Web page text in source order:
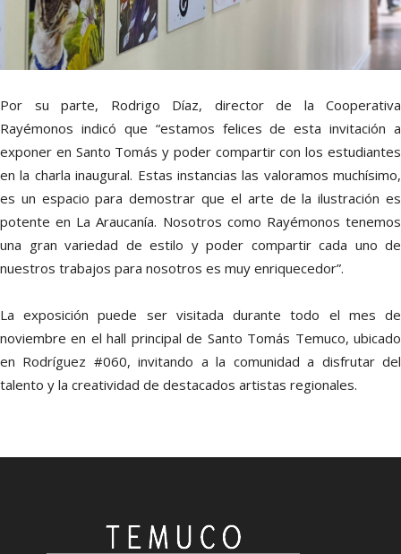
Por su parte, Rodrigo Díaz, director de la Cooperativa
Rayémonos indicó que “estamos felices de esta invitación a
exponer en Santo Tomás y poder compartir con los estudiantes
en la charla inaugural. Estas instancias las valoramos muchísimo,
es un espacio para demostrar que el arte de la ilustración es
potente en La Araucanía. Nosotros como Rayémonos tenemos
una gran variedad de estilo y poder compartir cada uno de
nuestros trabajos para nosotros es muy enriquecedor”.
La exposición puede ser visitada durante todo el mes de
noviembre en el hall principal de Santo Tomás Temuco, ubicado
en Rodríguez #060, invitando a la comunidad a disfrutar del
talento y la creatividad de destacados artistas regionales.